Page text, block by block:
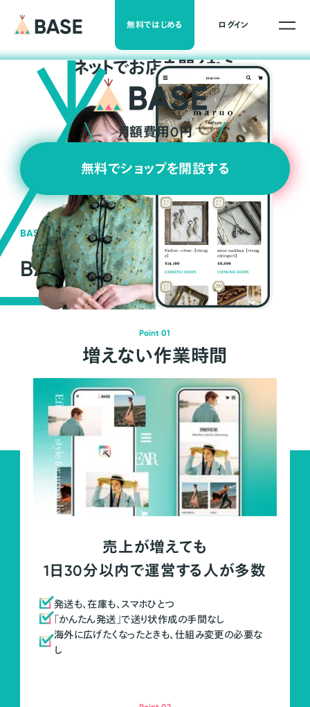
無料ではじめる ログイン
ネットでお店を開くなら
月額費用0円
無料でショップを開設する
BASEの強み
BASEが強い3つの理由
Point 01
増えない作業時間
売上が増えても
1日30分以内で運営する人が多数
発送も、在庫も、スマホひとつ
「かんたん発送」で送り状作成の手間なし
海外に広げたくなったときも、仕組み変更の必要な
し